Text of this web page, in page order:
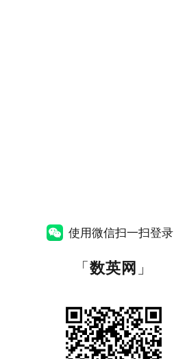
使用微信扫一扫登录
「数英网 」